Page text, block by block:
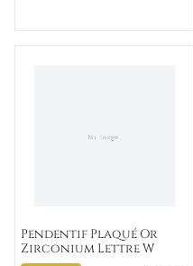
Pendentif Plaqué Or
Zirconium Lettre W